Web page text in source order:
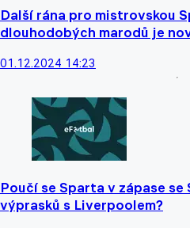
Další rána pro mistrovskou
dlouhodobých marodů je
01.12.2024 14:23
Poučí se Sparta v zápase se
výprasků s Liverpoolem?